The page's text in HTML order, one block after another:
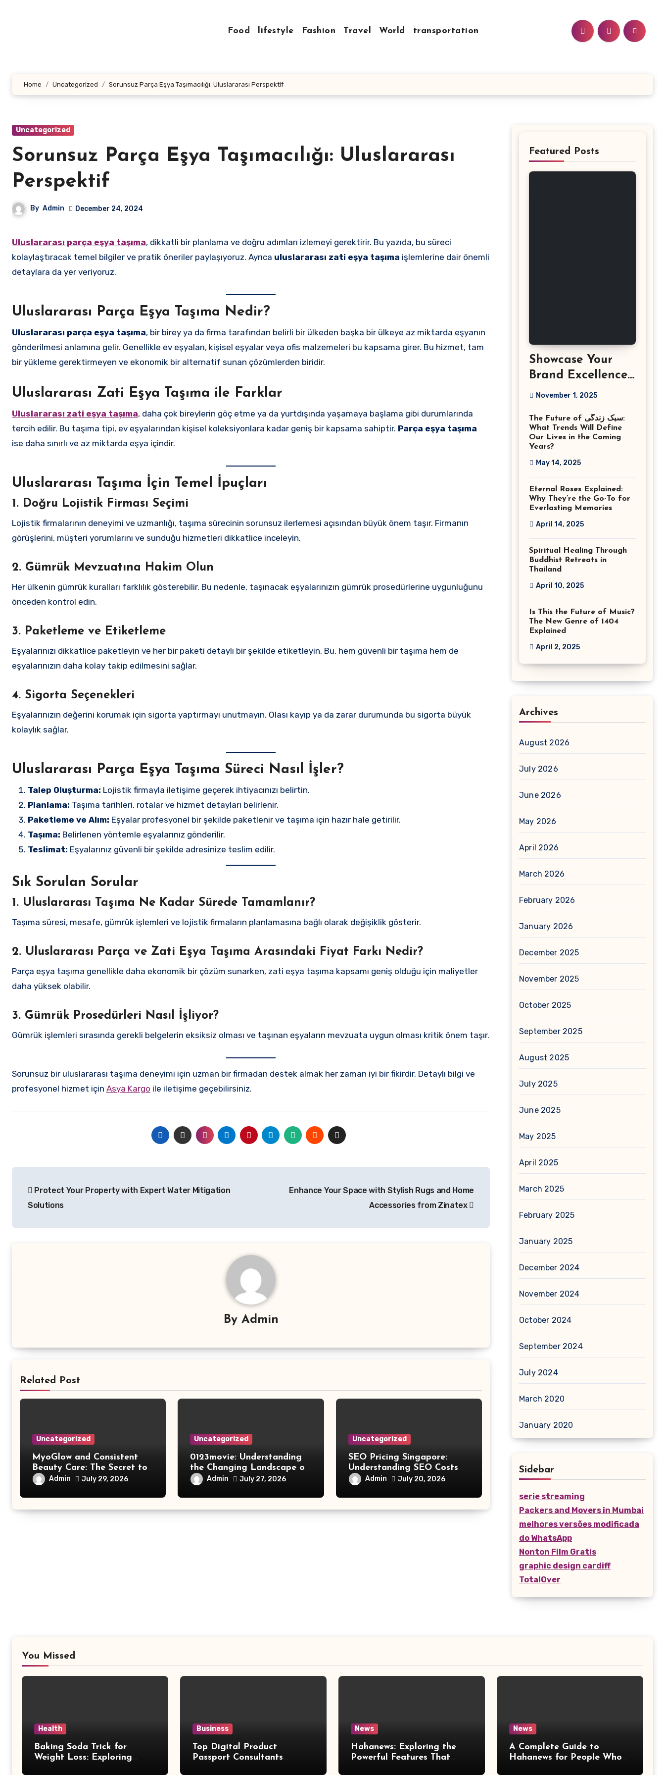
Food lifestyle Fashion Travel World transportation
Home Uncategorized Sorunsuz Parça Eşya Taşımacılığı: Uluslararası Perspektif
Uncategorized
Sorunsuz Parça Eşya Taşımacılığı: Uluslararası
Perspektif
By Admin December 24, 2024
Uluslararası parça eşya taşıma, dikkatli bir planlama ve doğru adımları izlemeyi gerektirir. Bu yazıda, bu süreci
kolaylaştıracak temel bilgiler ve pratik öneriler paylaşıyoruz. Ayrıca uluslararası zati eşya taşıma işlemlerine dair önemli
detaylara da yer veriyoruz.
Uluslararası Parça Eşya Taşıma Nedir?
Uluslararası parça eşya taşıma, bir birey ya da firma tarafından belirli bir ülkeden başka bir ülkeye az miktarda eşyanın
gönderilmesi anlamına gelir. Genellikle ev eşyaları, kişisel eşyalar veya ofis malzemeleri bu kapsama girer. Bu hizmet, tam
bir yükleme gerektirmeyen ve ekonomik bir alternatif sunan çözümlerden biridir.
Uluslararası Zati Eşya Taşıma ile Farklar
Uluslararası zati eşya taşıma, daha çok bireylerin göç etme ya da yurtdışında yaşamaya başlama gibi durumlarında
tercih edilir. Bu taşıma tipi, ev eşyalarından kişisel koleksiyonlara kadar geniş bir kapsama sahiptir. Parça eşya taşıma
ise daha sınırlı ve az miktarda eşya içindir.
Uluslararası Taşıma İçin Temel İpuçları
1. Doğru Lojistik Firması Seçimi
Lojistik firmalarının deneyimi ve uzmanlığı, taşıma sürecinin sorunsuz ilerlemesi açısından büyük önem taşır. Firmanın
görüşlerini, müşteri yorumlarını ve sunduğu hizmetleri dikkatlice inceleyin.
2. Gümrük Mevzuatına Hakim Olun
Her ülkenin gümrük kuralları farklılık gösterebilir. Bu nedenle, taşınacak eşyalarınızın gümrük prosedürlerine uygunluğunu
önceden kontrol edin.
3. Paketleme ve Etiketleme
Eşyalarınızı dikkatlice paketleyin ve her bir paketi detaylı bir şekilde etiketleyin. Bu, hem güvenli bir taşıma hem de
eşyalarınızın daha kolay takip edilmesini sağlar.
4. Sigorta Seçenekleri
Eşyalarınızın değerini korumak için sigorta yaptırmayı unutmayın. Olası kayıp ya da zarar durumunda bu sigorta büyük
kolaylık sağlar.
Uluslararası Parça Eşya Taşıma Süreci Nasıl İşler?
Talep Oluşturma: Lojistik firmayla iletişime geçerek ihtiyacınızı belirtin.
Planlama: Taşıma tarihleri, rotalar ve hizmet detayları belirlenir.
Paketleme ve Alım: Eşyalar profesyonel bir şekilde paketlenir ve taşıma için hazır hale getirilir.
Taşıma: Belirlenen yöntemle eşyalarınız gönderilir.
Teslimat: Eşyalarınız güvenli bir şekilde adresinize teslim edilir.
Sık Sorulan Sorular
1. Uluslararası Taşıma Ne Kadar Sürede Tamamlanır?
Taşıma süresi, mesafe, gümrük işlemleri ve lojistik firmaların planlamasına bağlı olarak değişiklik gösterir.
2. Uluslararası Parça ve Zati Eşya Taşıma Arasındaki Fiyat Farkı Nedir?
Parça eşya taşıma genellikle daha ekonomik bir çözüm sunarken, zati eşya taşıma kapsamı geniş olduğu için maliyetler
daha yüksek olabilir.
3. Gümrük Prosedürleri Nasıl İşliyor?
Gümrük işlemleri sırasında gerekli belgelerin eksiksiz olması ve taşınan eşyaların mevzuata uygun olması kritik önem taşır.
Sorunsuz bir uluslararası taşıma deneyimi için uzman bir firmadan destek almak her zaman iyi bir fikirdir. Detaylı bilgi ve
profesyonel hizmet için Asya Kargo ile iletişime geçebilirsiniz.
navigation
Protect Your Property with Expert Water Mitigation
Solutions
Enhance Your Space with Stylish Rugs and Home
Accessories from Zinatex
By Admin
Related Post
Uncategorized
MyoGlow and Consistent
Beauty Care: The Secret to
Supporting Long-Term
Results
Admin July 29, 2026
Uncategorized
0123movie: Understanding
the Changing Landscape of
Online Movie Streaming
Admin July 27, 2026
Uncategorized
SEO Pricing Singapore:
Understanding SEO Costs
and Choosing the Right
Investment
Admin July 20, 2026
Featured Posts
Showcase Your
Brand Excellence
with the Best
Photographer
Tysons Virginia
November 1, 2025
The Future of سبک زندگی:
What Trends Will Define
Our Lives in the Coming
Years?
May 14, 2025
Eternal Roses Explained:
Why They’re the Go-To for
Everlasting Memories
April 14, 2025
Spiritual Healing Through
Buddhist Retreats in
Thailand
April 10, 2025
Is This the Future of Music?
The New Genre of 1404
Explained
April 2, 2025
Archives
August 2026
July 2026
June 2026
May 2026
April 2026
March 2026
February 2026
January 2026
December 2025
November 2025
October 2025
September 2025
August 2025
July 2025
June 2025
May 2025
April 2025
March 2025
February 2025
January 2025
December 2024
November 2024
October 2024
September 2024
July 2024
March 2020
January 2020
Sidebar
serie streaming
Packers and Movers in Mumbai
melhores versões modificada
do WhatsApp
Nonton Film Gratis
graphic design cardiff
TotalOver
You Missed
Health
Baking Soda Trick for
Weight Loss: Exploring
Business
Top Digital Product
Passport Consultants
News
Hahanews: Exploring the
Powerful Features That
News
A Complete Guide to
Hahanews for People Who